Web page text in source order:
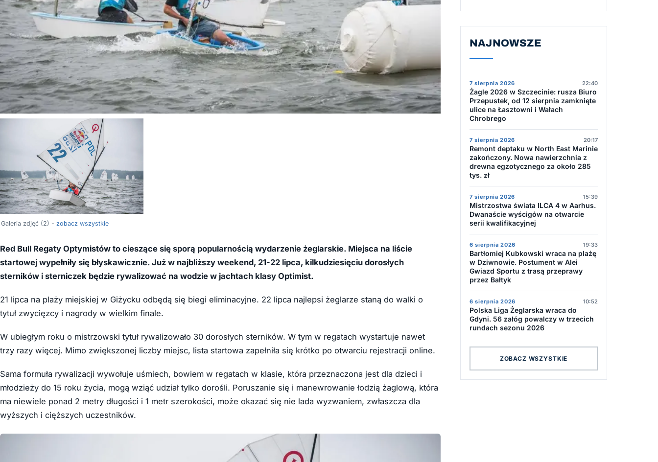
Galeria zdjęć (2) - zobacz wszystkie
Red Bull Regaty Optymistów to cieszące się sporą popularnością wydarzenie żeglarskie. Miejsca na liście
startowej wypełniły się błyskawicznie. Już w najbliższy weekend, 21-22 lipca, kilkudziesięciu dorosłych
sterników i sterniczek będzie rywalizować na wodzie w jachtach klasy Optimist.
21 lipca na plaży miejskiej w Giżycku odbędą się biegi eliminacyjne. 22 lipca najlepsi żeglarze staną do walki o
tytuł zwycięzcy i nagrody w wielkim finale.
W ubiegłym roku o mistrzowski tytuł rywalizowało 30 dorosłych sterników. W tym w regatach wystartuje nawet
trzy razy więcej. Mimo zwiększonej liczby miejsc, lista startowa zapełniła się krótko po otwarciu rejestracji online.
Sama formuła rywalizacji wywołuje uśmiech, bowiem w regatach w klasie, która przeznaczona jest dla dzieci i
młodzieży do 15 roku życia, mogą wziąć udział tylko dorośli. Poruszanie się i manewrowanie łodzią żaglową, która
ma niewiele ponad 2 metry długości i 1 metr szerokości, może okazać się nie lada wyzwaniem, zwłaszcza dla
wyższych i cięższych uczestników.
NAJNOWSZE
7 sierpnia 2026 22:40
Żagle 2026 w Szczecinie: rusza Biuro
Przepustek, od 12 sierpnia zamknięte
ulice na Łasztowni i Wałach
Chrobrego
7 sierpnia 2026 20:17
Remont deptaku w North East Marinie
zakończony. Nowa nawierzchnia z
drewna egzotycznego za około 285
tys. zł
7 sierpnia 2026 15:39
Mistrzostwa świata ILCA 4 w Aarhus.
Dwanaście wyścigów na otwarcie
serii kwalifikacyjnej
6 sierpnia 2026 19:33
Bartłomiej Kubkowski wraca na plażę
w Dziwnowie. Postument w Alei
Gwiazd Sportu z trasą przeprawy
przez Bałtyk
6 sierpnia 2026 10:52
Polska Liga Żeglarska wraca do
Gdyni. 56 załóg powalczy w trzecich
rundach sezonu 2026
ZOBACZ WSZYSTKIE